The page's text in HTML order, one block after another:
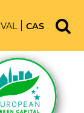
VAL CAS